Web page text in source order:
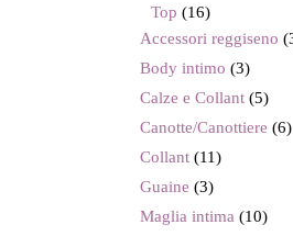
Top (16)
Accessori reggiseno
Body intimo (3)
Calze e Collant (5)
Canotte/Canottiere (6)
Collant (11)
Guaine (3)
Maglia intima (10)